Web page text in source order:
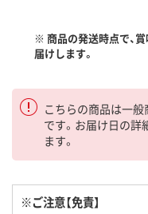
※ 商品の発送時点で、
届けします。
こちらの商品は一
です。お届け日の
ます。
※ご注意【免責】